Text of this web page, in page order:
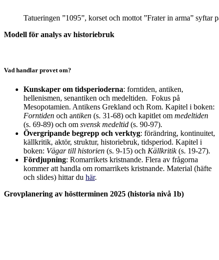
Tatueringen ”1095”, korset och mottot ”Frater in arma” syftar
Modell för analys av historiebruk
Vad handlar provet om?
Kunskaper om tidsperioderna: forntiden, antiken,
hellenismen, senantiken och medeltiden. Fokus på
Mesopotamien. Antikens Grekland och Rom. Kapitel i boken:
Forntiden och antiken (s. 31-68) och kapitlet om medeltiden
(s. 69-89) och om svensk medeltid (s. 90-97).
Övergripande begrepp och verktyg: förändring, kontinuitet,
källkritik, aktör, struktur, historiebruk, tidsperiod. Kapitel i
boken: Vägar till historien (s. 9-15) och Källkritik(s. 19-27).
Fördjupning: Romarrikets kristnande. Flera av frågorna
kommer att handla om romarrikets kristnande. Material (häfte
och slides) hittar du här.
Grovplanering av höstterminen 2025 (historia nivå 1b)